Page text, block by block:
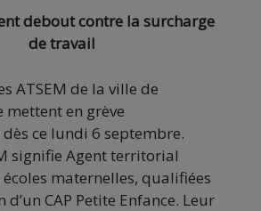
debout contre la surcharge
de travail
ATSEM de la ville de
en grève
ce lundi 6 septembre.
signifie Agent territorial
maternelles, qualifiées
d’un CAP Petite Enfance. Leur